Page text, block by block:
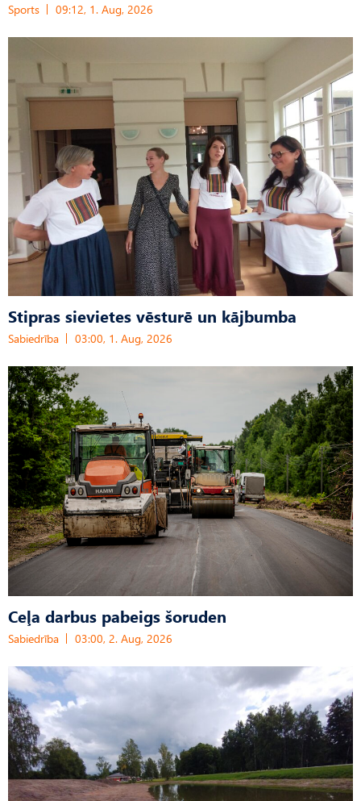
Sports 09:12, 1. Aug, 2026
Stipras sievietes vēsturē un kājbumba
Sabiedrība 03:00, 1. Aug, 2026
Ceļa darbus pabeigs šoruden
Sabiedrība 03:00, 2. Aug, 2026